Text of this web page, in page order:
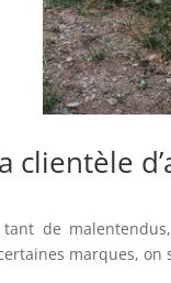
clientèle
tant de
marques, on